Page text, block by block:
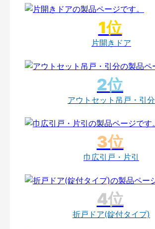
片開きドア
アウトセット吊戸・引分
巾広引戸・片引
折戸ドア(錠付タイプ)